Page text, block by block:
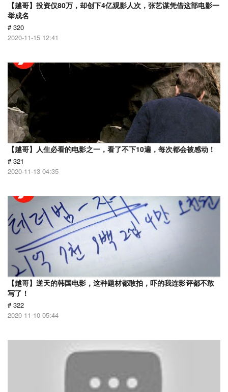
【越哥】投资仅80万，却创下4亿观影人次，张艺谋凭借这部电影一
举成名
# 320
2020-11-15 12:41
【越哥】人生必看的电影之一，看了不下10遍，每次都会被感动！
# 321
2020-11-13 04:35
【越哥】逆天的韩国电影，这种题材都敢拍，吓的我连影评都不敢
写了！
# 322
2020-11-10 05:44